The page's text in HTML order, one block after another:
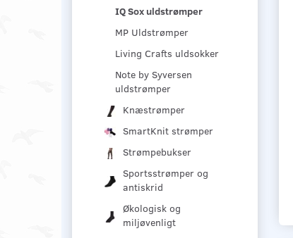
IQ Sox uldstrømper
MP Uldstrømper
Living Crafts uldsokker
Note by Syversen
uldstrømper
Knæstrømper
SmartKnit strømper
Strømpebukser
Sportsstrømper og
antiskrid
Økologisk og
miljøvenligt